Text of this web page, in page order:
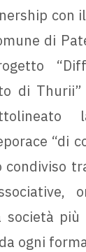
con il
di
di
“di
condiviso
più
ogni